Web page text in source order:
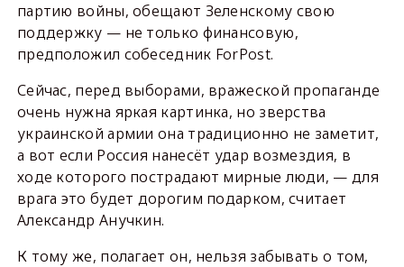
партию войны, обещают Зеленскому свою
поддержку — не только финансовую,
предположил собеседник ForPost.
Сейчас, перед выборами, вражеской пропаганде
очень нужна яркая картинка, но зверства
украинской армии она традиционно не заметит,
а вот если Россия нанесёт удар возмездия, в
ходе которого пострадают мирные люди, — для
врага это будет дорогим подарком, считает
Александр Анучкин.
К тому же, полагает он, нельзя забывать о том,